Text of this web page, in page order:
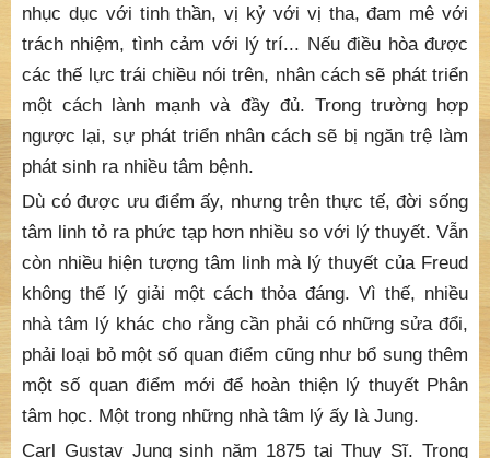
nhục dục với tinh thần, vị kỷ với vị tha, đam mê với
trách nhiệm, tình cảm với lý trí... Nếu điều hòa được
các thế lực trái chiều nói trên, nhân cách sẽ phát triển
một cách lành mạnh và đầy đủ. Trong trường hợp
ngược lại, sự phát triển nhân cách sẽ bị ngăn trệ làm
phát sinh ra nhiều tâm bệnh.
Dù có được ưu điểm ấy, nhưng trên thực tế, đời sống
tâm linh tỏ ra phức tạp hơn nhiều so với lý thuyết. Vẫn
còn nhiều hiện tượng tâm linh mà lý thuyết của Freud
không thế lý giải một cách thỏa đáng. Vì thế, nhiều
nhà tâm lý khác cho rằng cần phải có những sửa đổi,
phải loại bỏ một số quan điểm cũng như bổ sung thêm
một số quan điểm mới để hoàn thiện lý thuyết Phân
tâm học. Một trong những nhà tâm lý ấy là Jung.
Carl Gustav Jung sinh năm 1875 tại Thụy Sĩ. Trong